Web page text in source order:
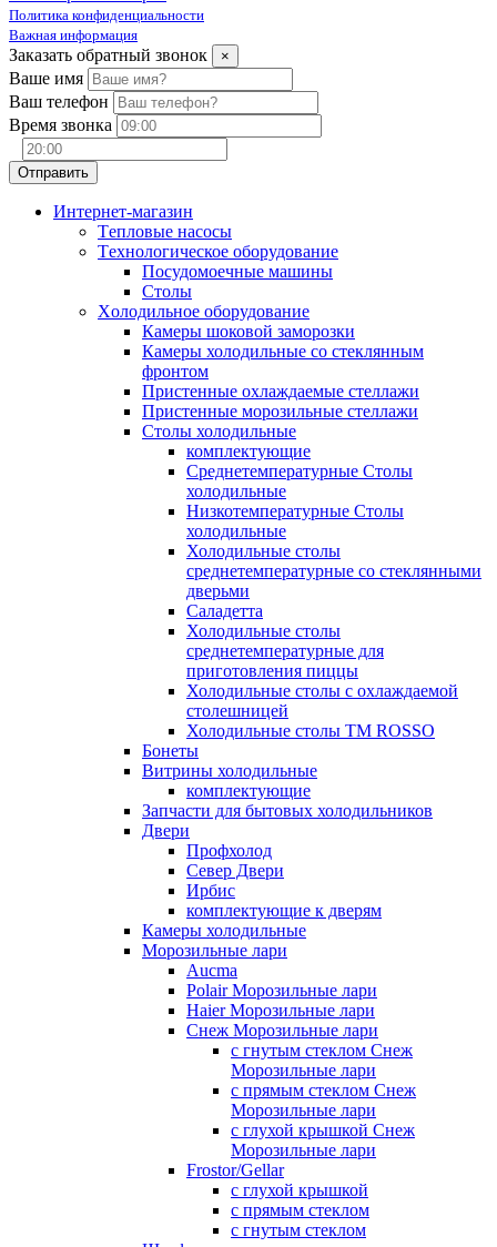
Политика конфиденциальности
Важная информация
Заказать обратный звонок ×
Ваше имя
Ваш телефон
Время звонка
Интернет-магазин
Tепловые насосы
Tехнологическое оборудование
Посудомоечные машины
Столы
Xолодильное оборудование
Камеры шоковой заморозки
Камеры холодильные со стеклянным
фронтом
Пристенные охлаждаемые стеллажи
Пристенные морозильные стеллажи
Столы холодильные
комплектующие
Среднетемпературные Столы
холодильные
Низкотемпературные Столы
холодильные
Холодильные столы
среднетемпературные со стеклянными
дверьми
Саладетта
Холодильные столы
среднетемпературные для
приготовления пиццы
Холодильные столы с охлаждаемой
столешницей
Холодильные столы ТМ ROSSO
Бонеты
Витрины холодильные
комплектующие
Запчасти для бытовых холодильников
Двери
Профхолод
Север Двери
Ирбис
комплектующие к дверям
Камеры холодильные
Морозильные лари
Aucma
Polair Морозильные лари
Haier Морозильные лари
Снеж Морозильные лари
с гнутым стеклом Снеж
Морозильные лари
с прямым стеклом Снеж
Морозильные лари
с глухой крышкой Снеж
Морозильные лари
Frostor/Gellar
с глухой крышкой
с прямым стеклом
с гнутым стеклом